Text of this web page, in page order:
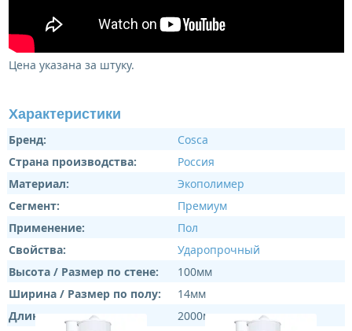
Цена указана за штуку.
Характеристики
Бренд:
Cosca
Страна производства:
Россия
Материал:
Экополимер
Сегмент:
Премиум
Применение:
Пол
Свойства:
Ударопрочный
Высота / Размер по стене:
100мм
Ширина / Размер по полу:
14мм
Длина:
2000мм